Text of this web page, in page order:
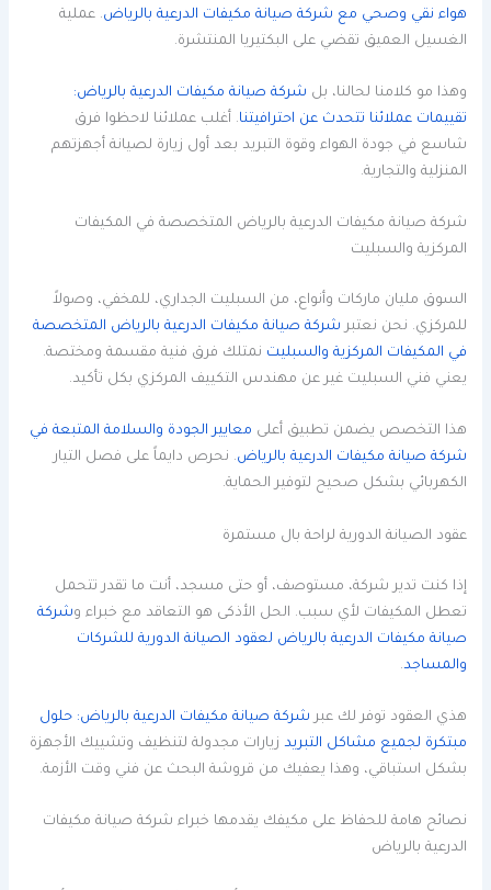
هواء نقي وصحي مع شركة صيانة مكيفات الدرعية بالرياض. عملية
الغسيل العميق تقضي على البكتيريا المنتشرة.
وهذا مو كلامنا لحالنا، بل شركة صيانة مكيفات الدرعية بالرياض:
تقييمات عملائنا تتحدث عن احترافيتنا. أغلب عملائنا لاحظوا فرق
شاسع في جودة الهواء وقوة التبريد بعد أول زيارة لصيانة أجهزتهم
المنزلية والتجارية.
شركة صيانة مكيفات الدرعية بالرياض المتخصصة في المكيفات
المركزية والسبليت
السوق مليان ماركات وأنواع، من السبليت الجداري، للمخفي، وصولاً
للمركزي. نحن نعتبر شركة صيانة مكيفات الدرعية بالرياض المتخصصة
في المكيفات المركزية والسبليت نمتلك فرق فنية مقسمة ومختصة.
يعني فني السبليت غير عن مهندس التكييف المركزي بكل تأكيد.
هذا التخصص يضمن تطبيق أعلى معايير الجودة والسلامة المتبعة في
شركة صيانة مكيفات الدرعية بالرياض. نحرص دايماً على فصل التيار
الكهربائي بشكل صحيح لتوفير الحماية.
عقود الصيانة الدورية لراحة بال مستمرة
إذا كنت تدير شركة، مستوصف، أو حتى مسجد، أنت ما تقدر تتحمل
تعطل المكيفات لأي سبب. الحل الأذكى هو التعاقد مع خبراء وشركة
صيانة مكيفات الدرعية بالرياض لعقود الصيانة الدورية للشركات
والمساجد.
هذي العقود توفر لك عبر شركة صيانة مكيفات الدرعية بالرياض: حلول
مبتكرة لجميع مشاكل التبريد زيارات مجدولة لتنظيف وتشييك الأجهزة
بشكل استباقي، وهذا يعفيك من قروشة البحث عن فني وقت الأزمة.
نصائح هامة للحفاظ على مكيفك يقدمها خبراء شركة صيانة مكيفات
الدرعية بالرياض